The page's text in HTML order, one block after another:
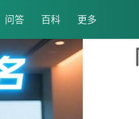
问答 百科 更多